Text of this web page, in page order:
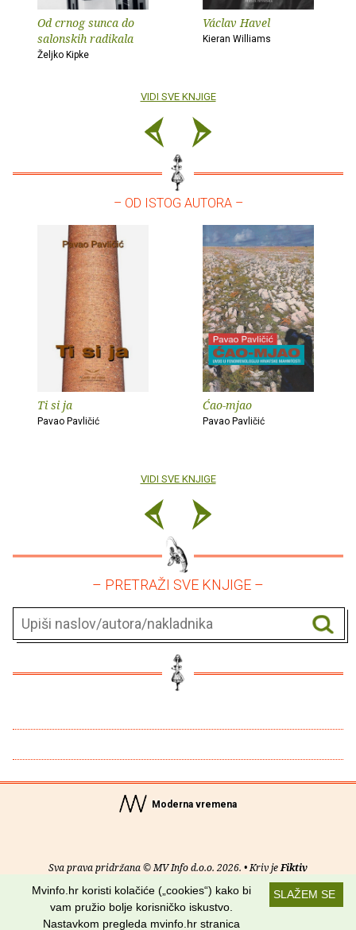
Od crnog sunca do
salonskih radikala
Željko Kipke
Václav Havel
Kieran Williams
VIDI SVE KNJIGE
– OD ISTOG AUTORA –
Ti si ja
Pavao Pavličić
Ćao-mjao
Pavao Pavličić
VIDI SVE KNJIGE
– PRETRAŽI SVE KNJIGE –
Moderna vremena
Sva prava pridržana © MV Info d.o.o. 2026. • Kriv jeFiktiv
Uvjeti korištenja RSS kanaliSLAŽEM SE
Mvinfo.hr koristi kolačiće („cookies“) kako bi
vam pružio bolje korisničko iskustvo.
Nastavkom pregleda mvinfo.hr stranica